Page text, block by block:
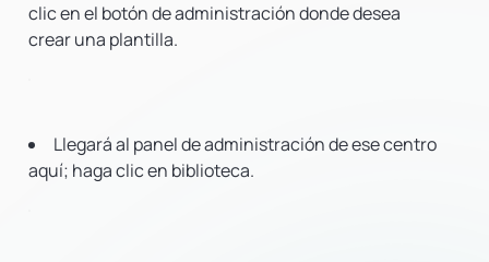
clic en el botón de administración donde desea
crear una plantilla.
Llegará al panel de administración de ese centro
aquí; haga clic en biblioteca.